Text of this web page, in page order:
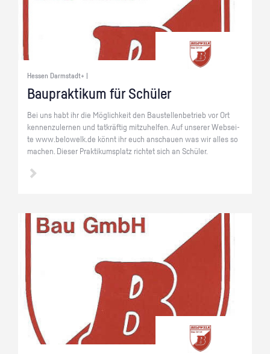
Hessen Darmstadt+ |
Bau­prak­ti­kum für Schü­ler
Bei uns habt ihr die Mög­lich­keit den Bau­stel­len­be­trieb vor Ort
ken­nen­zu­ler­nen und tat­kräf­tig mit­zu­hel­fen. Auf un­se­rer Web­sei­
te www.​belowelk.​de könnt ihr euch an­schau­en was wir alles so
ma­chen. Die­ser Prak­ti­kums­platz rich­tet sich an Schü­ler.